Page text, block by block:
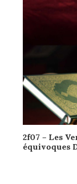
2f07 – Les
équivoques